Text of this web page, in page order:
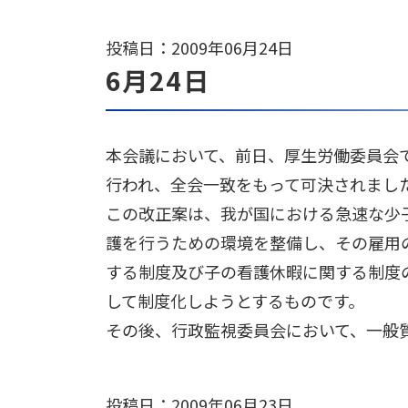
投稿日：2009年06月24日
6月24日
本会議において、前日、厚生労働委員
行われ、全会一致をもって可決されまし
この改正案は、我が国における急速な
護を行うための環境を整備し、その雇
する制度及び子の看護休暇に関する制
して制度化しようとするものです。
その後、行政監視委員会において、一般